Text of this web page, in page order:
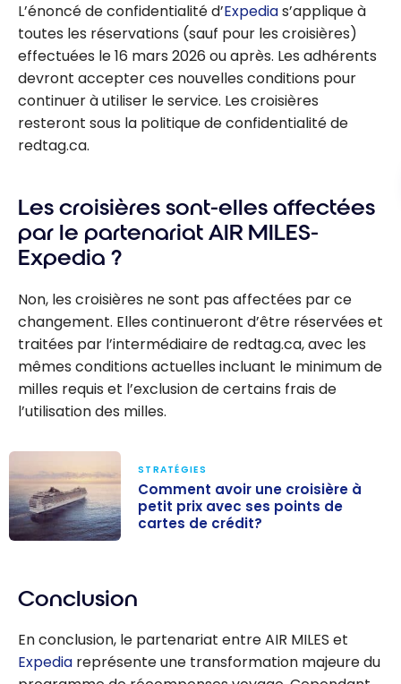
L’énoncé de confidentialité d’Expedias’applique à
toutes les réservations (sauf pour les croisières)
effectuées le 16 mars 2026 ou après. Les adhérents
devront accepter ces nouvelles conditions pour
continuer à utiliser le service. Les croisières
resteront sous la politique de confidentialité de
redtag.ca.
Les croisières sont-elles affectées
par le partenariat AIR MILES-
Expedia ?
Non, les croisières ne sont pas affectées par ce
changement. Elles continueront d’être réservées et
traitées par l’intermédiaire de redtag.ca, avec les
mêmes conditions actuelles incluant le minimum de
milles requis et l’exclusion de certains frais de
l’utilisation des milles.
petit prix avec
cartes de
crédit?
STRATÉGIES
Comment avoir une croisière à
petit prix avec ses points de
cartes de crédit?
Conclusion
En conclusion, le partenariat entre AIR MILES et
Expedia représente une transformation majeure du